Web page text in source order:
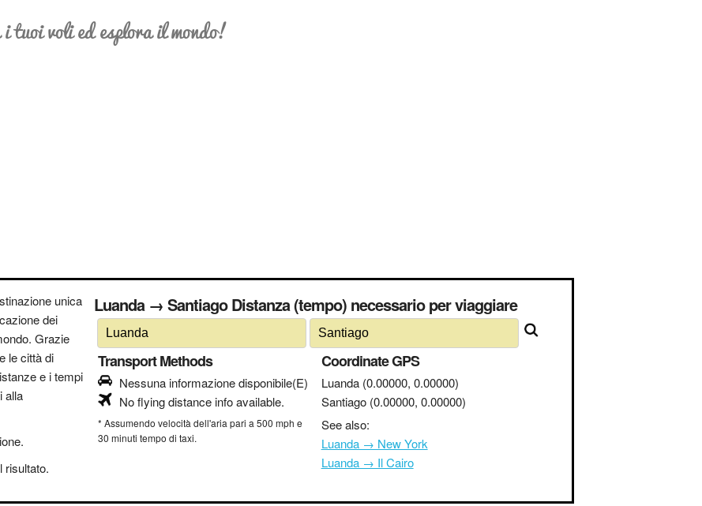
tuoi voli ed esplora il mondo!
unica
dei
Grazie
le città di
e i tempi
alla
risultato.
Luanda → Santiago Distanza (tempo) necessario per viaggiare
Transport Methods
Nessuna informazione disponibile(E)
No flying distance info available.
* Assumendo velocità dell'aria pari a 500 mph e
30 minuti tempo di taxi.
Coordinate GPS
Luanda (0.00000, 0.00000)
Santiago (0.00000, 0.00000)
See also:
Luanda → New York
Luanda → Il Cairo